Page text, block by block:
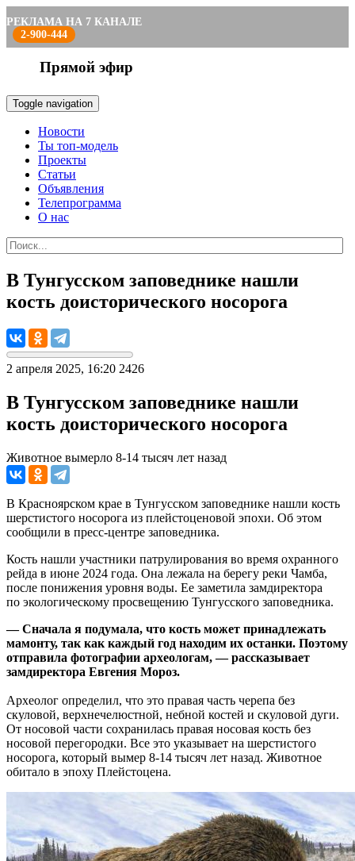
РЕКЛАМА НА 7 КАНАЛЕ
2-900-444
Прямой эфир
Toggle navigation
Новости
Ты топ-модель
Проекты
Статьи
Объявления
Телепрограмма
О нас
В Тунгусском заповеднике нашли
кость доисторического носорога
2 апреля 2025, 16:20 2426
В Тунгусском заповеднике нашли
кость доисторического носорога
Животное вымерло 8-14 тысяч лет назад
В Красноярском крае в Тунгусском заповеднике нашли кость
шерстистого носорога из плейстоценовой эпохи. Об этом
сообщили в пресс-центре заповедника.
Кость нашли участники патрулирования во время охранного
рейда в июне 2024 года. Она лежала на берегу реки Чамба,
после понижения уровня воды. Ее заметила замдиректора
по экологическому просвещению Тунгусского заповедника.
— Сначала я подумала, что кость может принадлежать
мамонту, так как каждый год находим их останки. Поэтому
отправила фотографии археологам, — рассказывает
замдиректора Евгения Мороз.
Археолог определил, что это правая часть черепа без
скуловой, верхнечелюстной, небной костей и скуловой дуги.
От носовой части сохранилась правая носовая кость без
носовой перегородки. Все это указывает на шерстистого
носорога, который вымер 8-14 тысяч лет назад. Животное
обитало в эпоху Плейстоцена.